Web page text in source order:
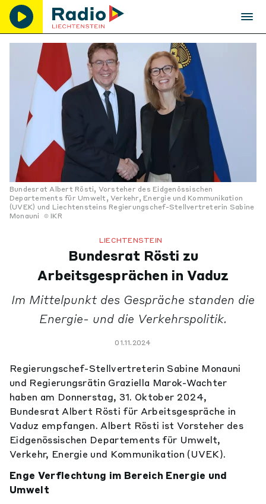
Bundesrat Albert Rösti, Vorsteher des Eidgenössischen
Departements für Umwelt, Verkehr, Energie und Kommunikation
(UVEK) und Liechtensteins Regierungschef-Stellvertreterin Sabine
Monauni
IKR
LIECHTENSTEIN
Bundesrat Rösti zu
Arbeitsgesprächen in Vaduz
Im Mittelpunkt des Gespräche standen die
Energie- und die Verkehrspolitik.
01.11.2024
Regierungschef-Stellvertreterin Sabine Monauni
und Regierungsrätin Graziella Marok-Wachter
haben am Donnerstag, 31. Oktober 2024,
Bundesrat Albert Rösti für Arbeitsgespräche in
Vaduz empfangen. Albert Rösti ist Vorsteher des
Eidgenössischen Departements für Umwelt,
Verkehr, Energie und Kommunikation (UVEK).
Enge Verflechtung im Bereich Energie und
Umwelt